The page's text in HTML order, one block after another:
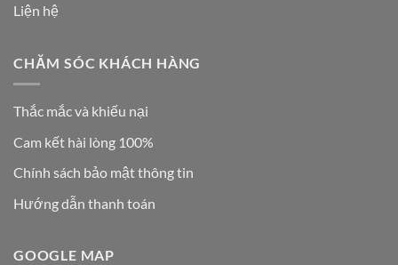
Liện hệ
CHĂM SÓC KHÁCH HÀNG
Thắc mắc và khiếu nại
Cam kết hài lòng 100%
Chính sách bảo mật thông tin
Hướng dẫn thanh toán
GOOGLE MAP